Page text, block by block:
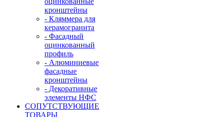
кронштейны
- Кляммера для
керамогранита
- Фасадный
оцинкованный
профиль
- Алюминиевые
фасадные
кронштейны
- Декоративные
элементы НФС
СОПУТСТВУЮЩИЕ
ТОВАРЫ